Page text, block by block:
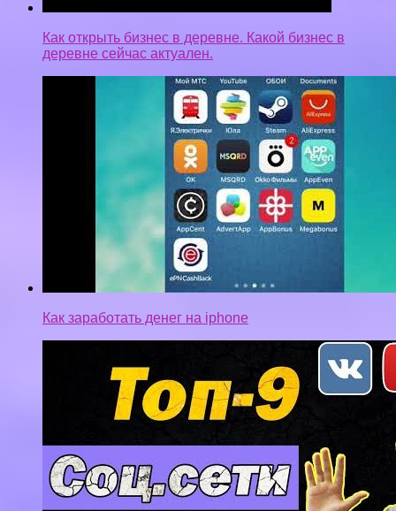
Как заработать денег на iphone
Топ-9 сайтов, для заработка денег в соц сетях Как
заработать на своих соц. сетях?